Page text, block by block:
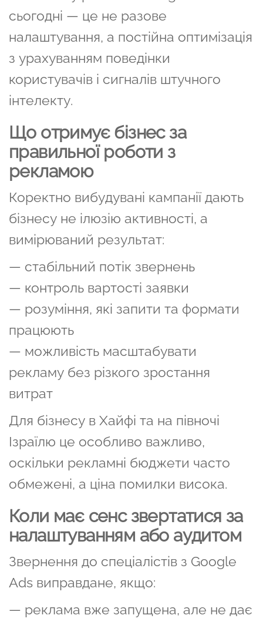
сьогодні — це не разове
налаштування, а постійна оптимізація
з урахуванням поведінки
користувачів і сигналів штучного
інтелекту.
Що отримує бізнес за
правильної роботи з
рекламою
Коректно вибудувані кампанії дають
бізнесу не ілюзію активності, а
вимірюваний результат:
— стабільний потік звернень
— контроль вартості заявки
— розуміння, які запити та формати
працюють
— можливість масштабувати
рекламу без різкого зростання
витрат
Для бізнесу в Хайфі та на півночі
Ізраїлю це особливо важливо,
оскільки рекламні бюджети часто
обмежені, а ціна помилки висока.
Коли має сенс звертатися за
налаштуванням або аудитом
Звернення до спеціалістів з Google
Ads виправдане, якщо:
— реклама вже запущена, але не дає